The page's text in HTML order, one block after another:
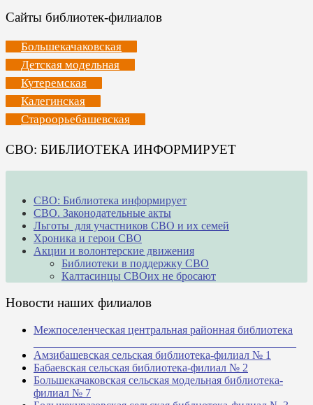
Сайты библиотек-филиалов
Большекачаковская
Детская модельная
Кутеремская
Калегинская
Староорьебашевская
СВО: БИБЛИОТЕКА ИНФОРМИРУЕТ
СВО: Библиотека информирует
СВО. Законодательные акты
Льготы для участников СВО и их семей
Хроника и герои СВО
Акции и волонтерские движения
Библиотеки в поддержку СВО
Калтасинцы СВОих не бросают
Новости наших филиалов
Межпоселенческая центральная районная библиотека
Амзибашевская сельская библиотека-филиал № 1
Бабаевская сельская библиотека-филиал № 2
Большекачаковская сельская модельная библиотека-
филиал № 7